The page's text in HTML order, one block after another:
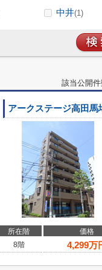
中井(1)
該当公開
アークステージ高田馬
所在階
価格
8階
4,299万